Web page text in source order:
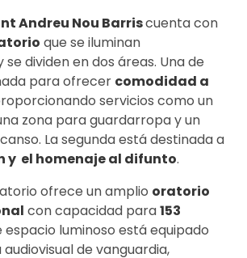
Andreu Nou Barriscuenta con
que se iluminan
dividen en dos áreas. Una de
para ofrecer comodidad a
servicios como un
zona para guardarropa y un
La segunda está destinada a
y el homenaje al difunto.
ofrece un amplio oratorio
con capacidad para153
espacio luminoso está equipado
de vanguardia,